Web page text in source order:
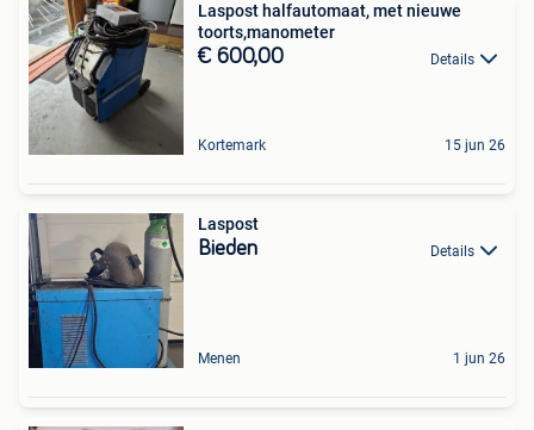
Laspost halfautomaat, met nieuwe
toorts,manometer
€ 600,00 Details
Kortemark 15 jun 26
Laspost
Bieden Details
Menen 1 jun 26